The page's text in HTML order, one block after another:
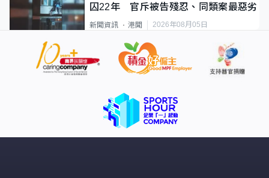
囚22年 官斥被告殘忍、同類案最惡劣
新聞資訊 港聞 2026年08月05日